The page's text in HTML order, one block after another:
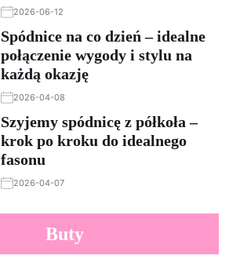
2026-06-12
Spódnice na co dzień – idealne
połączenie wygody i stylu na
każdą okazję
2026-04-08
Szyjemy spódnicę z półkoła –
krok po kroku do idealnego
fasonu
2026-04-07
Buty